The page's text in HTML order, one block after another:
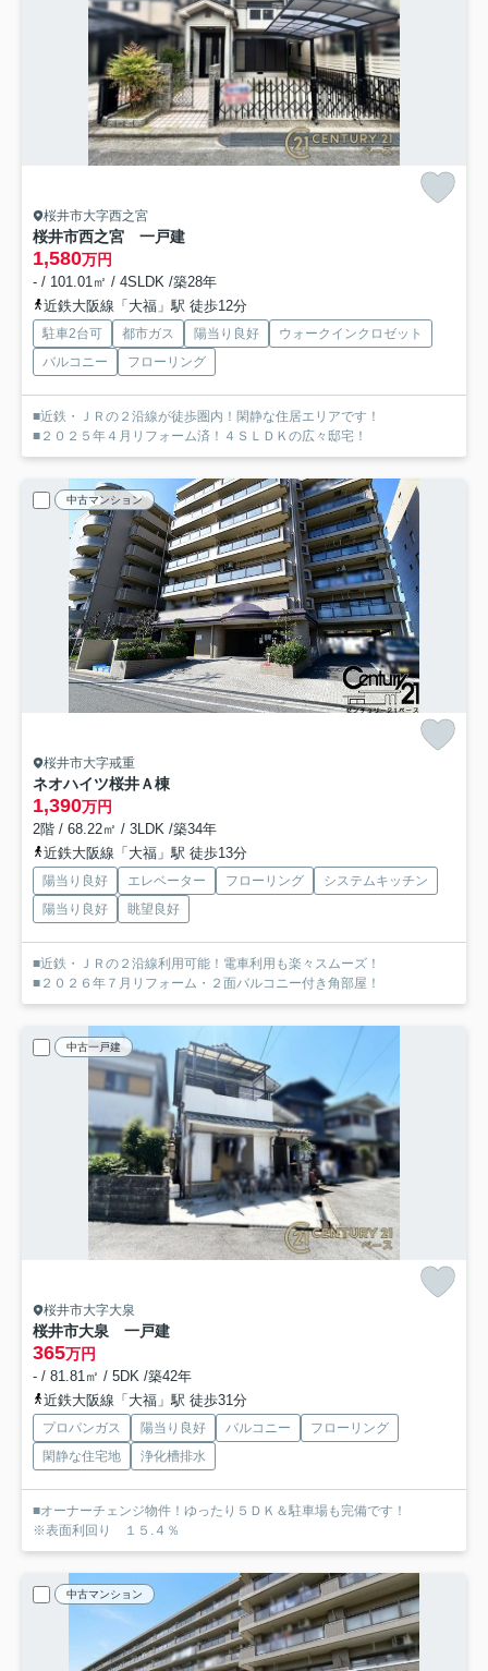
桜井市大字西之宮
桜井市西之宮 一戸建
1,580万円
- / 101.01㎡ / 4SLDK /築28年
近鉄大阪線「大福」駅 徒歩12分
駐車2台可 都市ガス 陽当り良好
ウォークインクロゼット
バルコニー
フローリング
■近鉄・ＪＲの２沿線が徒歩圏内！閑静な住居エリアです！
■２０２５年４月リフォーム済！４ＳＬＤＫの広々邸宅！
中古マンション
桜井市大字戒重
ネオハイツ桜井Ａ棟
1,390万円
2階 / 68.22㎡ / 3LDK /築34年
近鉄大阪線「大福」駅 徒歩13分
陽当り良好 エレベーター フローリング
システムキッチン
陽当り良好
眺望良好
■近鉄・ＪＲの２沿線利用可能！電車利用も楽々スムーズ！
■２０２６年７月リフォーム・２面バルコニー付き角部屋！
中古一戸建
桜井市大字大泉
桜井市大泉 一戸建
365万円
- / 81.81㎡ / 5DK /築42年
近鉄大阪線「大福」駅 徒歩31分
プロパンガス 陽当り良好 バルコニー
フローリング
閑静な住宅地
浄化槽排水
■オーナーチェンジ物件！ゆったり５ＤＫ＆駐車場も完備です！
※表面利回り １５.４％
中古マンション